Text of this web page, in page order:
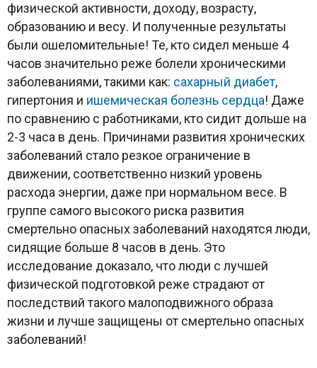
физической активности, доходу, возрасту,
образованию и весу. И полученные результаты
были ошеломительные! Те, кто сидел меньше 4
часов значительно реже болели хроническими
заболеваниями, такими как: сахарный диабет,
гипертония и ишемическая болезнь сердца! Даже
по сравнению с работниками, кто сидит дольше на
2-3 часа в день. Причинами развития хронических
заболеваний стало резкое ограничение в
движении, соответственно низкий уровень
расхода энергии, даже при нормальном весе. В
группе самого высокого риска развития
смертельно опасных заболеваний находятся люди,
сидящие больше 8 часов в день. Это
исследование доказало, что люди с лучшей
физической подготовкой реже страдают от
последствий такого малоподвижного образа
жизни и лучше защищены от смертельно опасных
заболеваний!